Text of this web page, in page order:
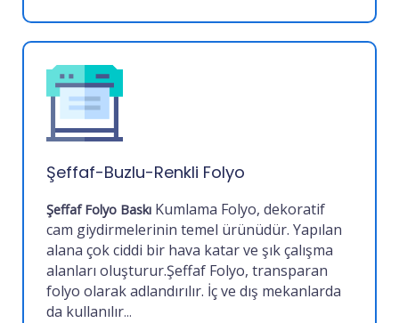
Şeffaf-Buzlu-Renkli Folyo
Şeffaf Folyo Baskı Kumlama Folyo, dekoratif
cam giydirmelerinin temel ürünüdür. Yapılan
alana çok ciddi bir hava katar ve şık çalışma
alanları oluşturur.Şeffaf Folyo, transparan
folyo olarak adlandırılır. İç ve dış mekanlarda
da kullanılır...